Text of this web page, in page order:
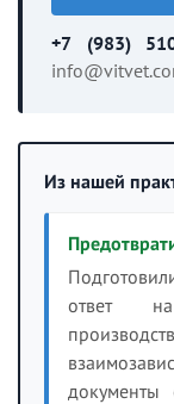
+7 (983)
Из нашей
ответ
документы